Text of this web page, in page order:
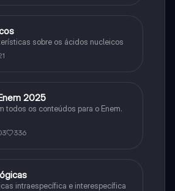
sobre os ácidos nucleicos
2025
todos os conteúdos para o Enem.
336
intraespecífica e interespecífica